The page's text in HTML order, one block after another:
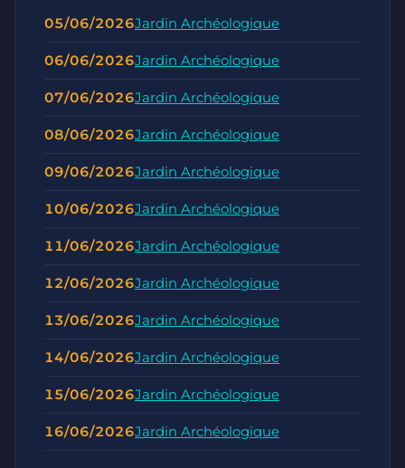
05/06/2026Jardin Archéologique
06/06/2026Jardin Archéologique
07/06/2026Jardin Archéologique
08/06/2026Jardin Archéologique
09/06/2026Jardin Archéologique
10/06/2026Jardin Archéologique
11/06/2026Jardin Archéologique
12/06/2026Jardin Archéologique
13/06/2026Jardin Archéologique
14/06/2026Jardin Archéologique
15/06/2026Jardin Archéologique
16/06/2026Jardin Archéologique